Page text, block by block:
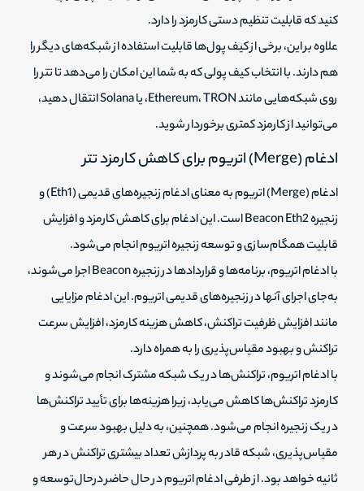
کنید که قابلیت تنظیم دستی کارمزد را دارد.
علاوه بر این، برخی از کیف پول‌ها قابلیت استفاده از شبکه‌های دیگر را
هم دارند. با انتخاب کیف پولی که به شما این امکان را می‌دهد تا تتر را
روی شبکه‌هایی مانند Ethereum، TRON، یا Solana انتقال دهید،
می‌توانید از کارمزد کمتری برخوردار شوید.
ادغام (Merge) اتریوم برای کاهش کارمزد تتر
ادغام (Merge) اتریوم به معنای ادغام زنجیره‌های قدیمی (Eth1) و
زنجیره Beacon Eth2 است. این ادغام برای کاهش کارمزد و افزایش
قابلیت همگام‌سازی و توسعه زنجیره اتریوم انجام می‌شود.
با ادغام اتریوم، برنامه‌ها و قراردادها در زنجیره Beacon اجرا می‌شوند،
به‌جای اجرای آنها در زنجیره‌های قدیمی اتریوم. این ادغام مزایایی
مانند افزایش ظرفیت تراکنش، کاهش هزینه کارمزد، افزایش سرعت
تراکنش و بهبود مقیاس‌پذیری را به همراه دارد.
با ادغام اتریوم، تراکنش‌ها در یک شبکه مشترک انجام می‌شوند و
کارمزد تراکنش‌ها کاهش می‌یابد، زیرا هزینه‌ها برای تأیید تراکنش‌ها
در یک زنجیره انجام می‌شود. همچنین، به دلیل بهبود سرعت و
مقیاس‌پذیری، شبکه قادر به پردازش تعداد بیشتری تراکنش در هر
ثانیه خواهد بود. از طرفی ادغام اتریوم در حال حاضر درحال‌توسعه و